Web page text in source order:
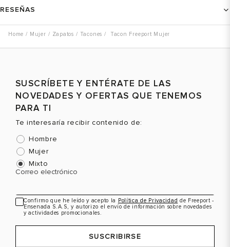
RESEÑAS
Mujer Zapatos Tacones Tacon Freeport Mujer
SUSCRÍBETE Y ENTÉRATE DE LAS
NOVEDADES Y OFERTAS QUE TENEMOS
PARA TI
Te interesaría recibir contenido de:
Hombre
Mujer
Mixto
Correo electrónico
Confirmo que he leído y acepto la Política de Privacidad de Freeport -
Ensenada S.A.S, y autorizo el envío de información sobre novedades
y actividades promocionales.
SUSCRIBIRSE